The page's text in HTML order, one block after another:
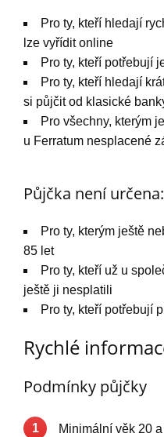
Pro ty, kteří hledají
lze vyřídit online
Pro ty, kteří potřebují
Pro ty, kteří hledají
si půjčit od klasické
Pro všechny, kterým
u Ferratum nesplacené
Půjčka není určena:
Pro ty, kterým ještě
85 let
Pro ty, kteří už u
ještě ji nesplatili
Pro ty, kteří potřebují
Rychlé
Podmínky půjčky
1 Minimální věk 20